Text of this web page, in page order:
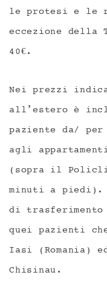
le protesi e le
eccezione della
40€.
Nei prezzi
all’estero è
paziente da/
agli
(sopra il
minuti a piedi).
di
quei pazienti
Iasi (Romania)
Chisinau.